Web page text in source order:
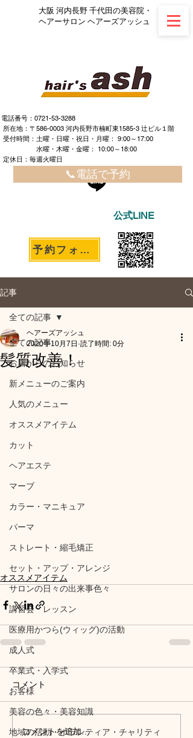
大阪 河内長野 千代田の美容院・
ヘアーサロン ヘアーズアッシュ
電話番号：0721-53-3288
所在地：〒586-0003 河内長野市楠町東1585-3 辻ビル１階
​ ​受付時間：土曜・日曜・祝日・月曜： 9:00～17:00
水曜・木曜・金曜： 10:00～18:00
定休日：毎週火曜日
📞電話で予約
公式LINE
予約フォームへ
記事
全ての記事
お店からのお知らせ
新メニューのご案内
人気のメニュー
オススメアイテム
カット
ヘアエステ
マーブ
カラー・マニキュア
パーマ
ストレート・縮毛矯正
セット・アップ・アレンジ
サロンの日々の出来事色々
講習会・レッスン
医療用かつら(ウィッグ)の活動
成人式
卒業式・入学式
お客様
美容の色々・美容知識
地域の活動・ボランティア・チャリティ
全ての記事
髪質改善！
ヘアーズアッシュ
2020年10月7日 読了時間: 0分
オススメアイテム
コメント
コメントを追加…